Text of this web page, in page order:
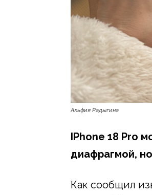
Альфия Радыгина
IPhone 18 Pro
диафрагмой,
Как сообщил